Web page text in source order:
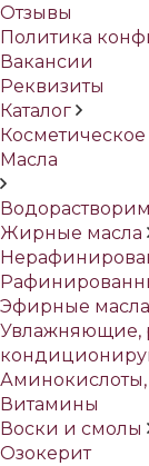
Отзывы
Политика
Вакансии
Реквизиты
Каталог
Масла
Жирные масла
Эфирные масла
Увлажняющие,
Витамины
Воски и смолы
Озокерит